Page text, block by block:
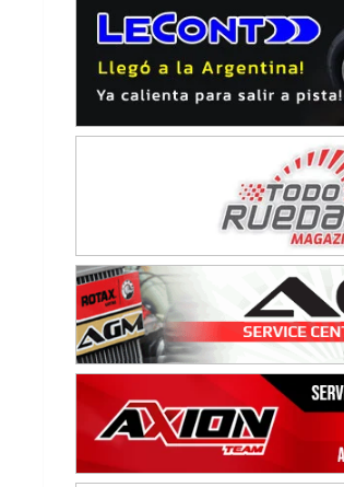
08/09-AGO
IAME SERIES ARGENTINA 6
Ramiro Tot (Asfalto)
Baradero (Buenos Aires)
Ciudad de Trenque Lauquen (Asfalto)
Trenque Lauquen (Buenos Aires)
ENTRERRIANO - F6 (POSTERGADA)
Parque de la Velocidad (Asfalto)
Villaguay (Entre Ríos)
VICTORIENSE - F7
El Cerro (Tierra)
Victoria (Entre Ríos)
PATAGONICO - F6
Moto Club Reginense (Tierra)
Gral. E. Godoy (Río Negro)
CSK - F7